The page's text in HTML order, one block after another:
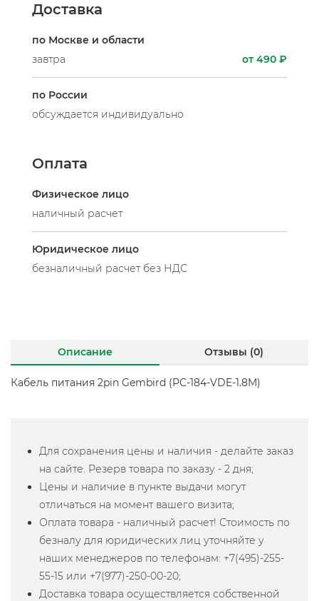
Доставка
по Москве и области
завтра
от 490 ₽
по России
обсуждается индивидуально
Оплата
Физическое лицо
наличный расчет
Юридическое лицо
безналичный расчет без НДС
Описание Отзывы (0)
Кабель питания 2pin Gembird (PC-184-VDE-1.8М)
Для сохранения цены и наличия - делайте заказ
на сайте. Резерв товара по заказу - 2 дня;
Цены и наличие в пункте выдачи могут
отличаться на момент вашего визита;
Оплата товара - наличный расчет! Стоимость по
безналу для юридических лиц уточняйте у
наших менеджеров по телефонам: +7(495)-255-
55-15 или +7(977)-250-00-20;
Доставка товара осуществляется собственной